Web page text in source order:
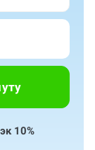
10%